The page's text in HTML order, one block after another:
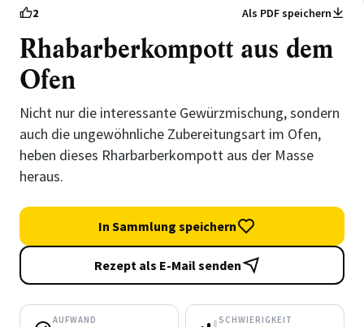
2 Als PDF speichern
Rhabarberkompott aus dem
Ofen
Nicht nur die interessante Gewürzmischung, sondern
auch die ungewöhnliche Zubereitungsart im Ofen,
heben dieses Rharbarberkompott aus der Masse
heraus.
In Sammlung speichern
Rezept als E-Mail senden
AUFWAND SCHWIERIGKEIT